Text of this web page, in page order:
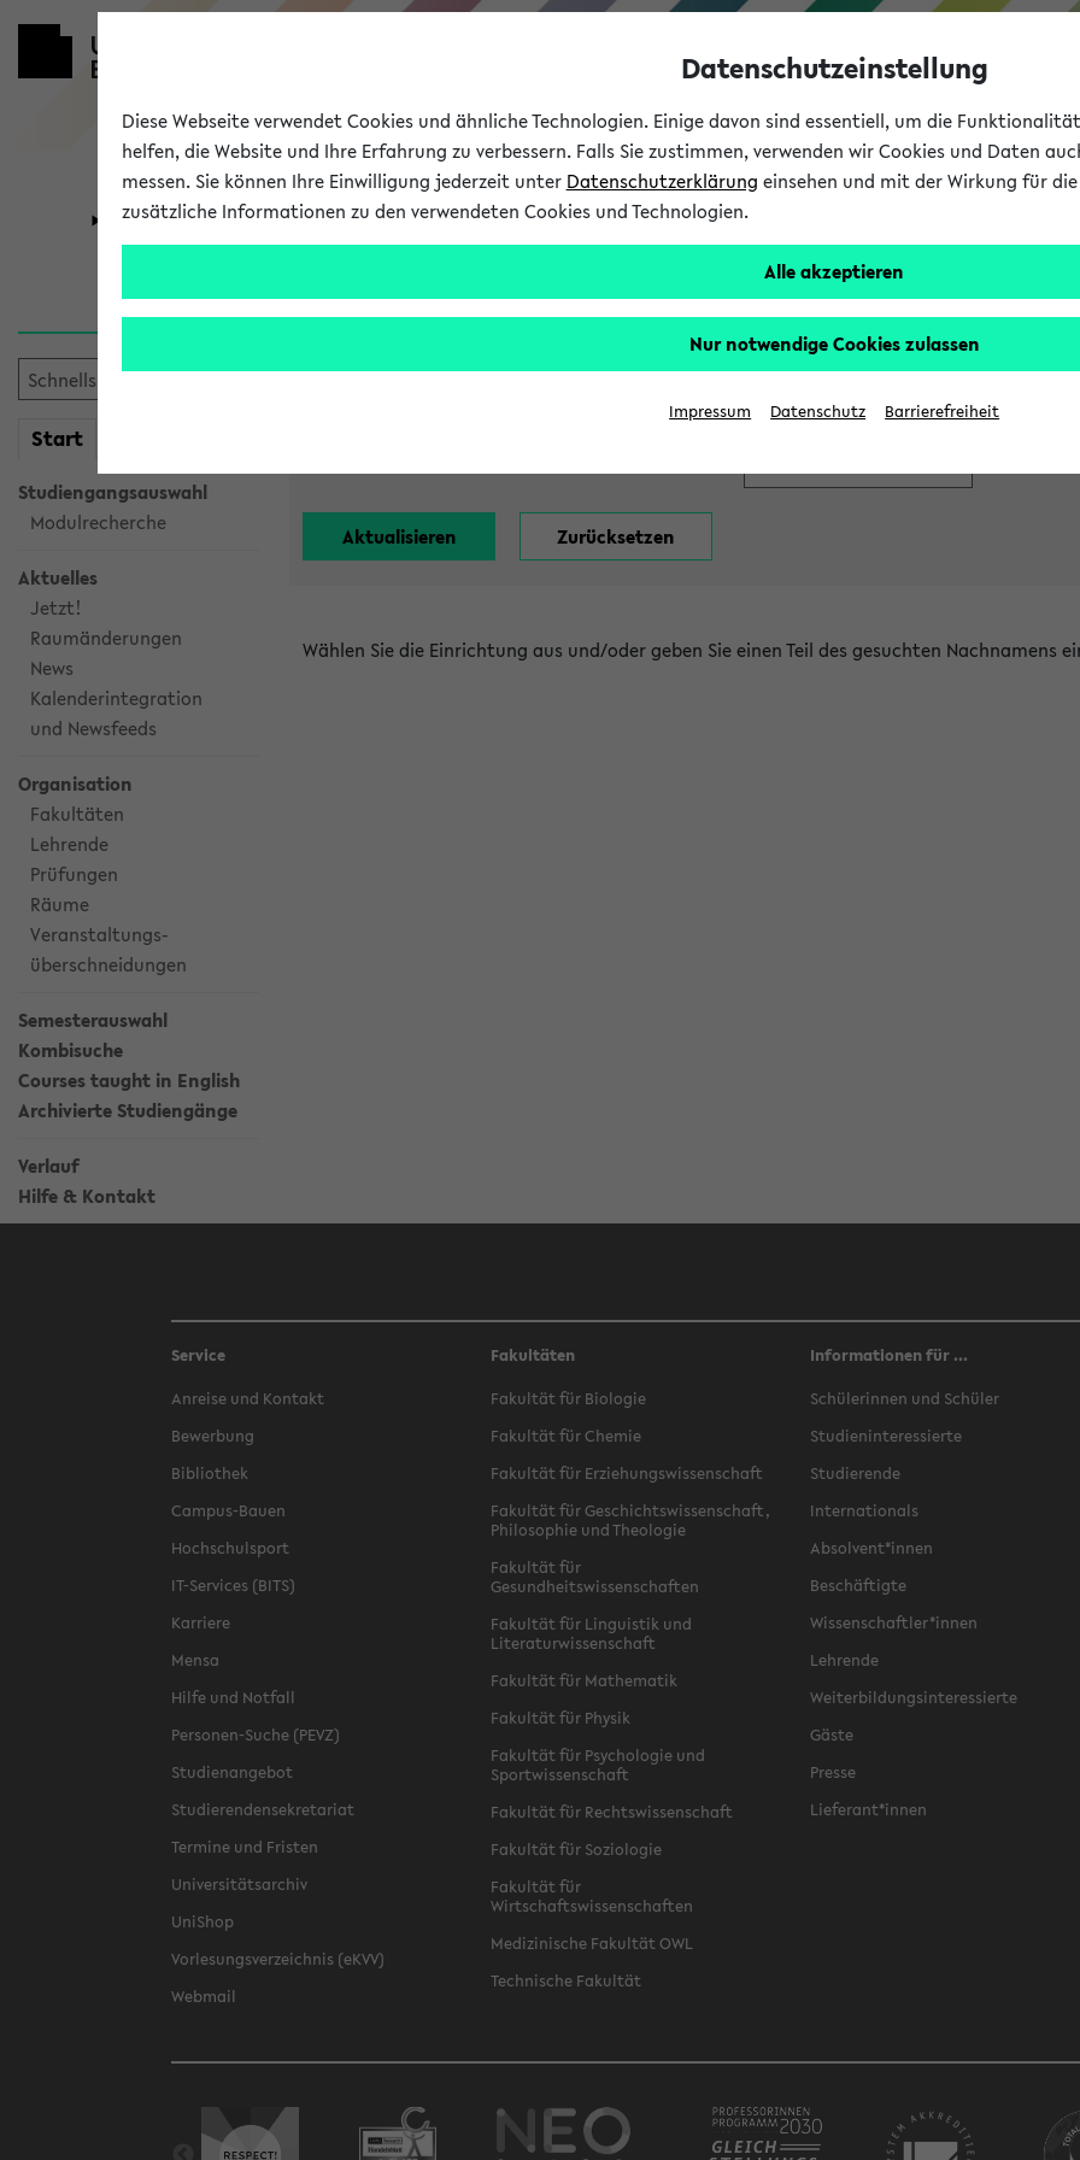
Universität Forschung Studium
Start
Studiengangsauswahl
Modulrecherche
Aktuelles
Jetzt!
Raumänderungen
News
Kalenderintegration
und Newsfeeds
Organisation
Fakultäten
Lehrende
Prüfungen
Räume
Veranstaltungs-
überschneidungen
Semesterauswahl
Kombisuche
Courses taught in English
Archivierte Studiengänge
Verlauf
Hilfe & Kontakt
Alle Lehrenden
Wählen Sie die Einrichtung aus und/oder geben Sie einen Teil des gesuchten Nachnamens
Service
Anreise und Kontakt
Bewerbung
Bibliothek
Campus-Bauen
Hochschulsport
IT-Services (BITS)
Karriere
Mensa
Hilfe und Notfall
Personen-Suche (PEVZ)
Studienangebot
Studierendensekretariat
Termine und Fristen
Universitätsarchiv
UniShop
Vorlesungsverzeichnis (eKVV)
Webmail
Fakultäten
Fakultät für Biologie
Fakultät für Chemie
Fakultät für Erziehungswissenschaft
Fakultät für Geschichtswissenschaft,
Philosophie und Theologie
Fakultät für
Gesundheitswissenschaften
Fakultät für Linguistik und
Literaturwissenschaft
Fakultät für Mathematik
Fakultät für Physik
Fakultät für Psychologie und
Sportwissenschaft
Fakultät für Rechtswissenschaft
Fakultät für Soziologie
Fakultät für
Wirtschaftswissenschaften
Medizinische Fakultät OWL
Technische Fakultät
Informationen für ...
Schülerinnen und Schüler
Studieninteressierte
Studierende
Internationals
Absolvent*innen
Beschäftigte
Wissenschaftler*innen
Lehrende
Weiterbildungsinteressierte
Gäste
Presse
Lieferant*innen
Datenschutzeinstellung
Diese Webseite verwendet Cookies und ähnliche Technologien. Einige davon sind essentiell, um die
helfen, die Website und Ihre Erfahrung zu verbessern. Falls Sie zustimmen, verwenden wir Cookies und Daten
messen. Sie können Ihre Einwilligung jederzeit unter Datenschutzerklärung einsehen und mit der Wirkung für
zusätzliche Informationen zu den verwendeten Cookies und Technologien.
Alle akzeptieren
Nur notwendige Cookies zulassen
Impressum Datenschutz Barrierefreiheit